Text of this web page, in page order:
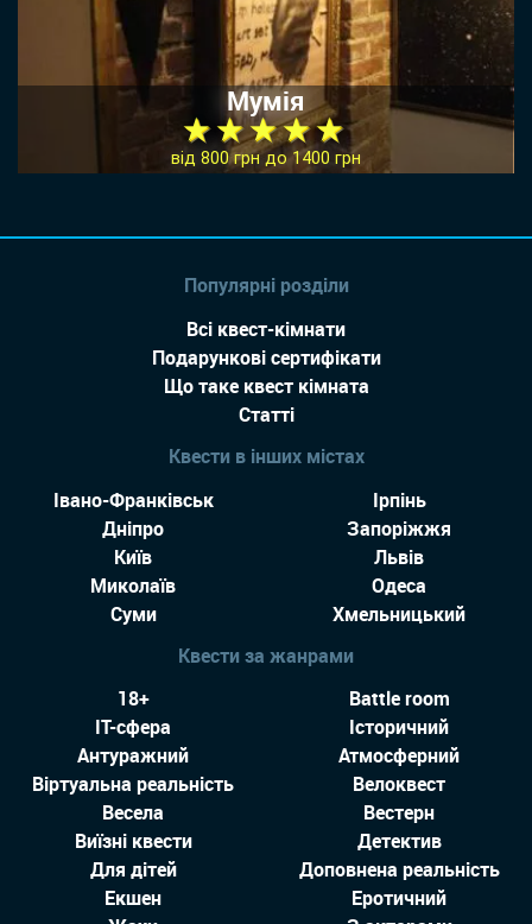
Мумія
★ ★ ★ ★ ★
від 800 грн до 1400 грн
Популярні розділи
Всі квест-кімнати
Подарункові сертифікати
Що таке квест кімната
Статті
Квести в інших містах
Івано-Франківськ
Ірпінь
Дніпро
Запоріжжя
Київ
Львів
Миколаїв
Одеса
Суми
Хмельницький
Квести за жанрами
18+
Battle room
IT-сфера
Історичний
Антуражний
Атмосферний
Віртуальна реальність
Велоквест
Весела
Вестерн
Виїзні квести
Детектив
Для дітей
Доповнена реальність
Екшен
Еротичний